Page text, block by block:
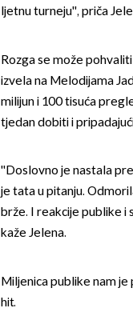
ljetnu turneju'', priča
Rozga se može
izvela na Melodijama
milijun i 100 tisuća
tjedan dobiti i
''Doslovno je nastala
je tata u pitanju.
brže. I reakcije publike i
kaže Jelena.
Miljenica publike nam
hit.